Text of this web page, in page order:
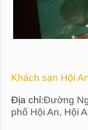
Khách sạn Hội
Địa chỉ:Đường
phố Hội An, Hội